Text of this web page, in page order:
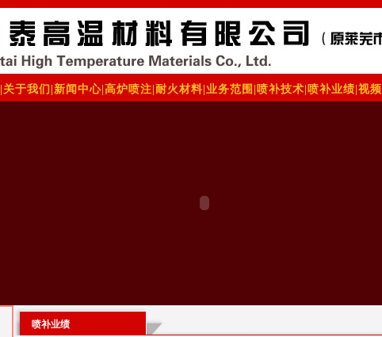
关于我们 新闻中心 高炉喷注 耐火材料 业务范围 喷补技术 喷补业绩 视
喷补业绩